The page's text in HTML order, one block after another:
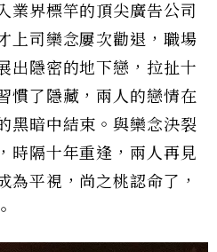
業界標竿的頂尖廣告公司
上司欒念屢次勸退，職場
出隱密的地下戀，拉扯十
慣了隱藏，兩人的戀情在
黑暗中結束。與欒念決裂
時隔十年重逢，兩人再見
為平視，尚之桃認命了，